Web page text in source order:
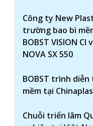
Công ty New
trường bao bì
BOBST VISION
NOVA SX 550
BOBST trình
mềm tại
Chuỗi triển lãm